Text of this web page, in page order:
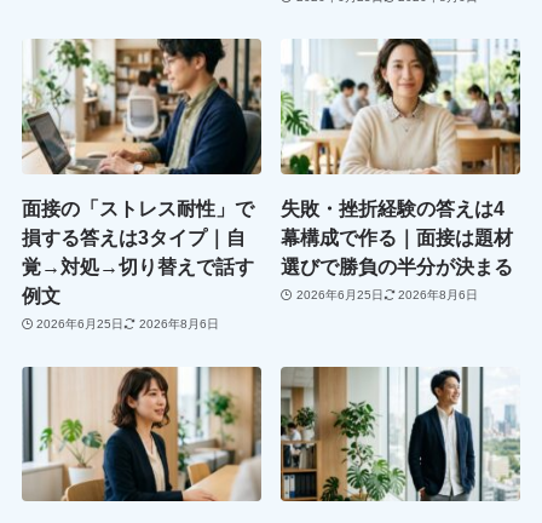
面接の「ストレス耐性」で
損する答えは3タイプ｜自
覚→対処→切り替えで話す
例文
2026年6月25日 2026年8月6日
失敗・挫折経験の答えは4
幕構成で作る｜面接は題材
選びで勝負の半分が決まる
2026年6月25日 2026年8月6日